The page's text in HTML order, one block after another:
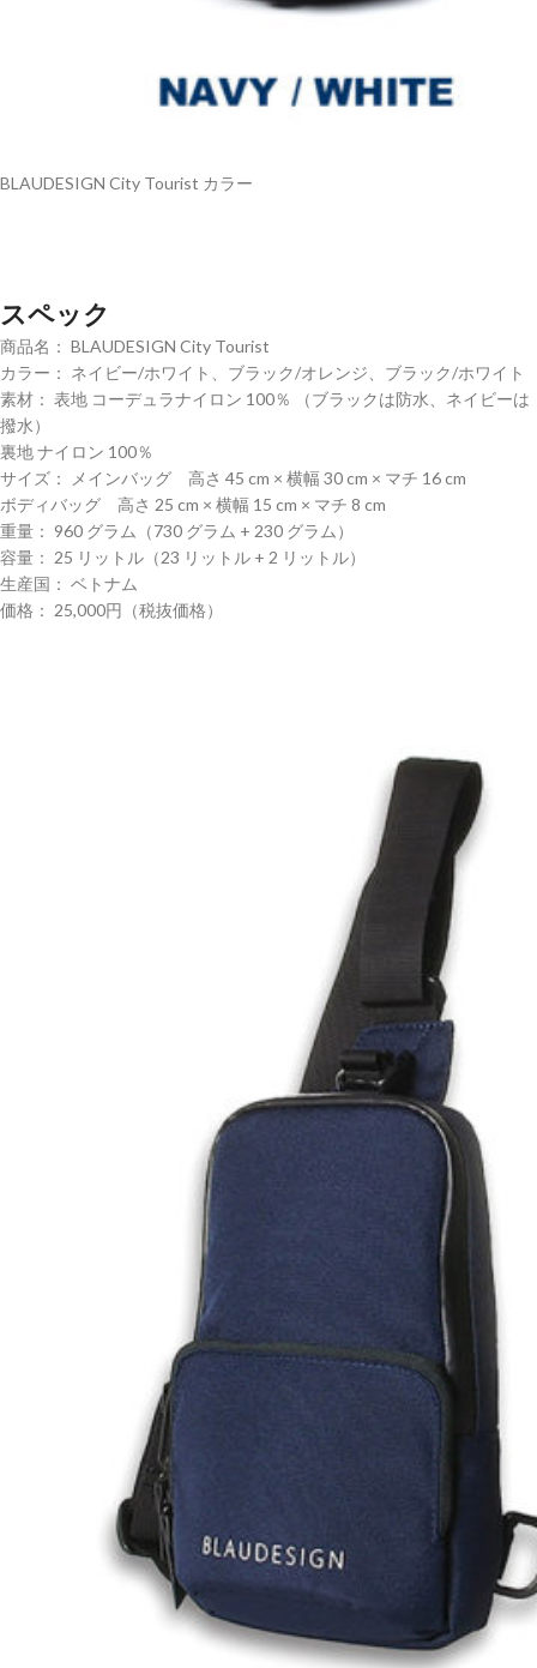
BLAUDESIGN City Tourist カラー
スペック
商品名： BLAUDESIGN City Tourist
カラー： ネイビー/ホワイト、ブラック/オレンジ、ブラック/ホワイト
素材： 表地 コーデュラナイロン 100％ （ブラックは防水、ネイビーは
撥水）
裏地 ナイロン 100％
サイズ： メインバッグ 高さ 45 cm × 横幅 30 cm × マチ 16 cm
ボディバッグ 高さ 25 cm × 横幅 15 cm × マチ 8 cm
重量： 960 グラム（730 グラム + 230 グラム）
容量： 25 リットル（23 リットル + 2 リットル）
生産国： ベトナム
価格： 25,000円（税抜価格）